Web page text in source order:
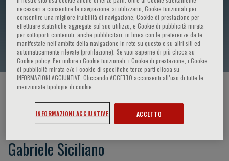
Gabriele Siciliano
HOME PAGE / CORSI ED EVENTI
Gabriele Siciliano
necessari a consentire la navigazione, si utilizzano, Cookie funzionali per
consentire una migliore fruibilità di navigazione, Cookie di prestazione per
effettuare statistiche aggregate sul suo utilizzo, e Cookie di pubblicità mirata
per sottoporti contenuti, anche pubblicitari, in linea con le preferenze da te
manifestate nell‘ambito della navigazione in rete su questo e su altri siti ed
automaticamente rilevate (profilazione). Se vuoi saperne di più clicca su
Cookie policy. Per inibire i Cookie funzionali, i Cookie di prestazione, i Cookie
di pubblicità mirata e/o i cookie di specifiche terze parti clicca su
INFORMAZIONI AGGIUNTIVE. Cliccando ACCETTO acconsenti all’uso di tutte le
menzionate tipologie di cookie.
INFORMAZIONI AGGIUNTIVE ACCETTO